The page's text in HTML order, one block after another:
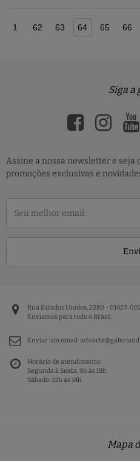
1 62 63 64 65 66
Siga a
Assine a nossa newsletter e seja
promoções exclusivas e
Rua Estados Unidos, 2280 - 01427-
Enviamos para todo o Brasil
Enviar um email:
Horário de atendimento:
Segunda à Sexta: 9h às 19h
Sábado: 10h às 14h
Mapa